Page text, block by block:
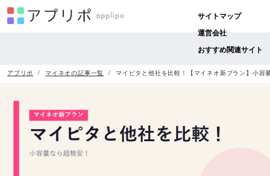
サイトマップ
運営会社
おすすめ関連サイト
アプリポ マイネオの記事一覧 マイピタと他社を比較！【マイネオ新プラン】小容